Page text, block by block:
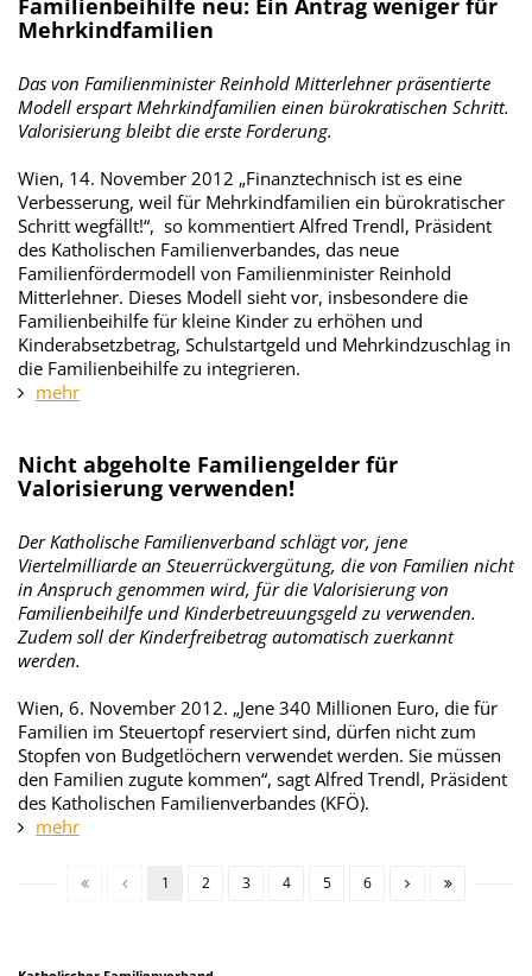
Familienbeihilfe neu: Ein Antrag weniger für
Mehrkindfamilien
Das von Familienminister Reinhold Mitterlehner präsentierte
Modell erspart Mehrkindfamilien einen bürokratischen Schritt.
Valorisierung bleibt die erste Forderung.
Wien, 14. November 2012 „Finanztechnisch ist es eine
Verbesserung, weil für Mehrkindfamilien ein bürokratischer
Schritt wegfällt!“, so kommentiert Alfred Trendl, Präsident
des Katholischen Familienverbandes, das neue
Familienfördermodell von Familienminister Reinhold
Mitterlehner. Dieses Modell sieht vor, insbesondere die
Familienbeihilfe für kleine Kinder zu erhöhen und
Kinderabsetzbetrag, Schulstartgeld und Mehrkindzuschlag in
die Familienbeihilfe zu integrieren.
mehr
Nicht abgeholte Familiengelder für
Valorisierung verwenden!
Der Katholische Familienverband schlägt vor, jene
Viertelmilliarde an Steuerrückvergütung, die von Familien nicht
in Anspruch genommen wird, für die Valorisierung von
Familienbeihilfe und Kinderbetreuungsgeld zu verwenden.
Zudem soll der Kinderfreibetrag automatisch zuerkannt
werden.
Wien, 6. November 2012. „Jene 340 Millionen Euro, die für
Familien im Steuertopf reserviert sind, dürfen nicht zum
Stopfen von Budgetlöchern verwendet werden. Sie müssen
den Familien zugute kommen“, sagt Alfred Trendl, Präsident
des Katholischen Familienverbandes (KFÖ).
mehr
1 2 3 4 5 6